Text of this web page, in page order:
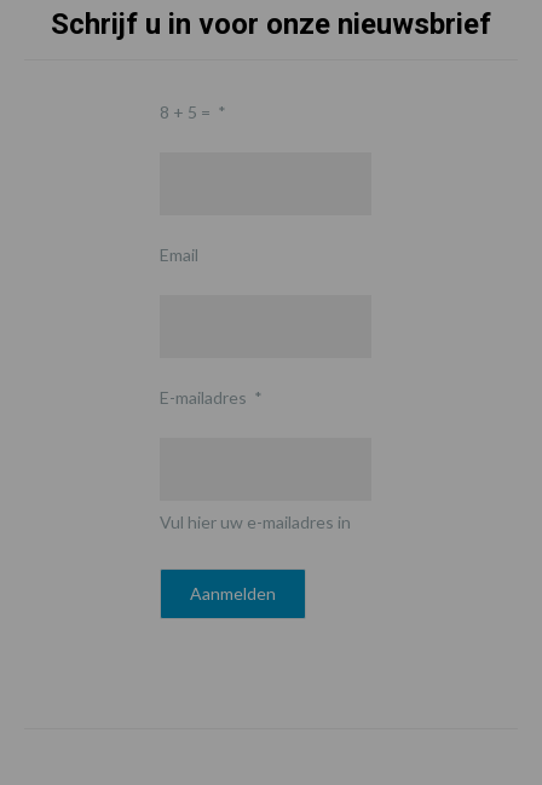
Schrijf u in voor onze nieuwsbrief
8 + 5 = *
Email
E-mailadres *
Vul hier uw e-mailadres in